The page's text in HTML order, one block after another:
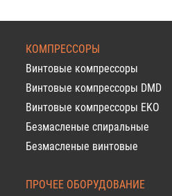
КОМПРЕССОРЫ
Винтовые компрессоры
Винтовые компрессоры DMD
Винтовые компрессоры EKO
Безмасленые спиральные
Безмасленые винтовые
ПРОЧЕЕ ОБОРУДОВАНИЕ